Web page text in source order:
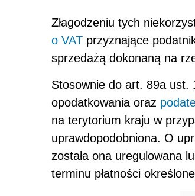
Złagodzeniu tych
o VAT przyznające
sprzedażą dokonaną na
Stosownie do art. 89a ust.
opodatkowania oraz
na terytorium kraju w
uprawdopodobniona. O
została ona uregulowana
terminu płatności